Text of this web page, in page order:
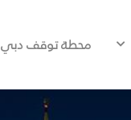
محطة توقف دبي